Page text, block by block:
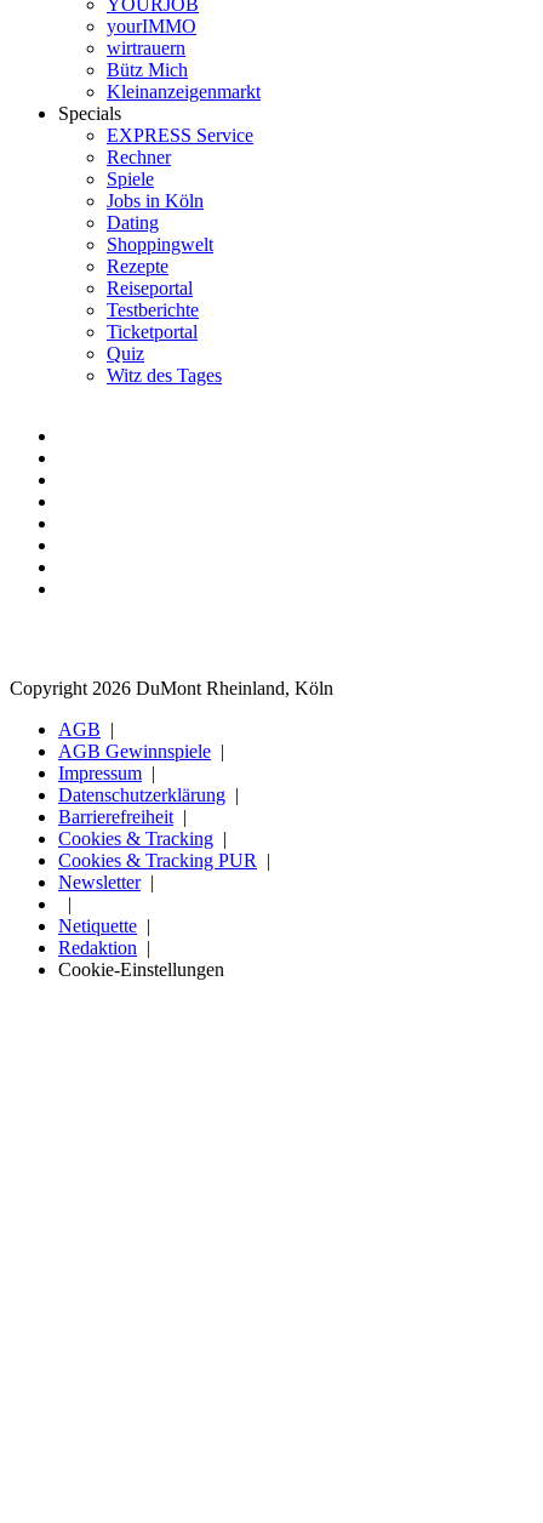
yourIMMO
wirtrauern
Bütz Mich
Kleinanzeigenmarkt
Specials
EXPRESS Service
Rechner
Spiele
Jobs in Köln
Dating
Shoppingwelt
Rezepte
Reiseportal
Testberichte
Ticketportal
Quiz
Witz des Tages
Copyright 2026 DuMont Rheinland, Köln
AGB
AGB Gewinnspiele
Impressum
Datenschutzerklärung
Barrierefreiheit
Cookies & Tracking
Cookies & Tracking PUR
Newsletter
Netiquette
Redaktion
Cookie-Einstellungen